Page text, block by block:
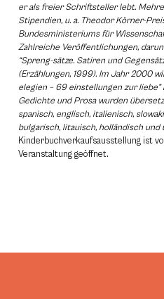
er als freier Schriftsteller lebt.
Stipendien, u. a. Theodor Körner-
Bundesministeriums für
Zahlreiche Veröffentlichungen,
“Spreng-sätze. Satiren und
(Erzählungen, 1999). Im Jahr 2000
elegien – 69 einstellungen zur
Gedichte und Prosa wurden
spanisch, englisch, italienisch,
bulgarisch, litauisch, holländisch und
Kinderbuchverkaufsausstellung ist
Veranstaltung geöffnet.